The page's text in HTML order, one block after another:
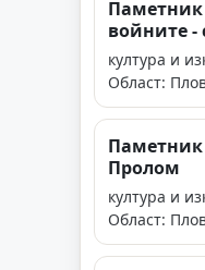
Паметник
войните -
култура и
Област:
Паметник
Пролом
култура и
Област: